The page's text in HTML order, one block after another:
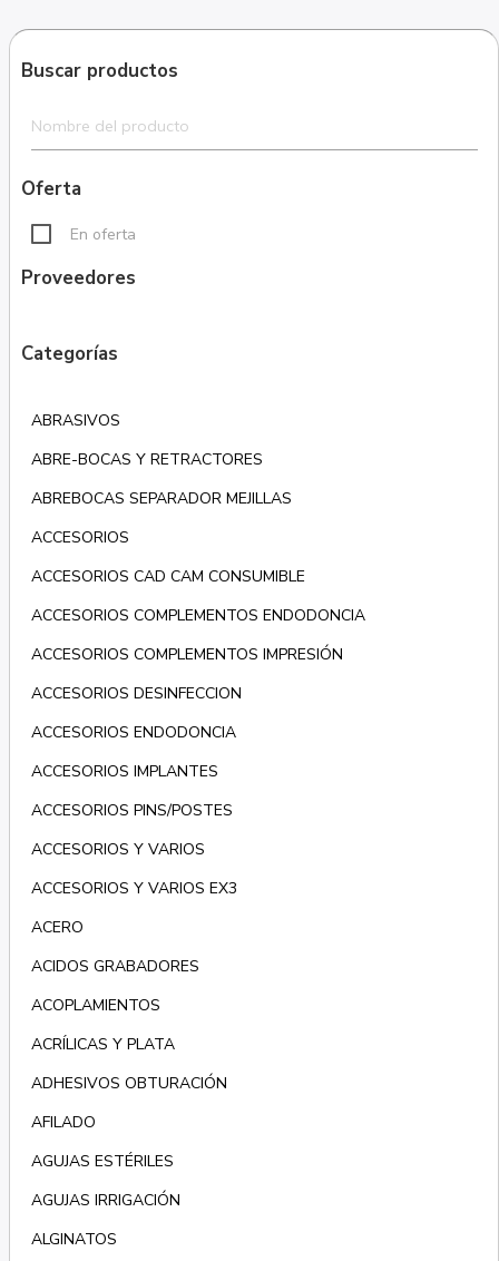
Buscar productos
Oferta
En oferta
Proveedores
Categorías
ABRASIVOS
ABRE-BOCAS Y RETRACTORES
ABREBOCAS SEPARADOR MEJILLAS
ACCESORIOS
ACCESORIOS CAD CAM CONSUMIBLE
ACCESORIOS COMPLEMENTOS ENDODONCIA
ACCESORIOS COMPLEMENTOS IMPRESIÓN
ACCESORIOS DESINFECCION
ACCESORIOS ENDODONCIA
ACCESORIOS IMPLANTES
ACCESORIOS PINS/POSTES
ACCESORIOS Y VARIOS
ACCESORIOS Y VARIOS EX3
ACERO
ACIDOS GRABADORES
ACOPLAMIENTOS
ACRÍLICAS Y PLATA
ADHESIVOS OBTURACIÓN
AFILADO
AGUJAS ESTÉRILES
AGUJAS IRRIGACIÓN
ALGINATOS